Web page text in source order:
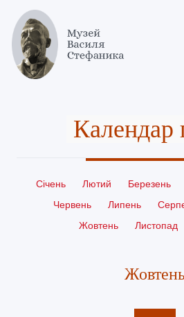
content
Календар
Січень Лютий Березень
Червень
Липень
Жовтень
Листопад